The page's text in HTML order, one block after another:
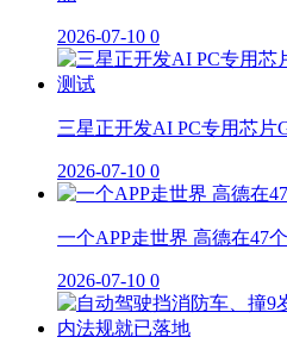
2026-07-10 0
三星正开发AI PC专用芯片
2026-07-10 0
一个APP走世界 高德在47
2026-07-10 0